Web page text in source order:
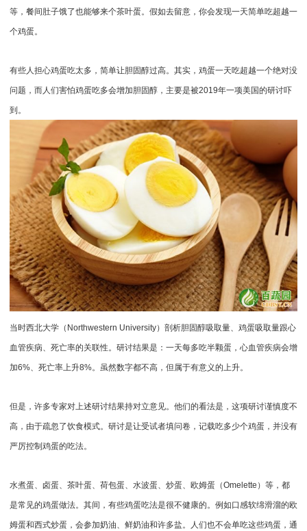
等，餐间肚子饿了也能够来个茶叶蛋。假如去留意，你会发现一天简单吃超越一
个鸡蛋。
有些人担心鸡蛋吃太多，简单让胆固醇过高。其实，鸡蛋一天吃超越一个绝对没
问题，而人们害怕鸡蛋吃多会增加胆固醇，主要是被2019年一项美国的研讨吓
到。
当时西北大学（Northwestern University）剖析胆固醇吸取量、鸡蛋吸取量跟心
血管疾病、死亡率的关联性。研讨结果是：一天每多吃半颗蛋，心血管疾病会增
加6%、死亡率上升8%。虽然数字都不高，但属于有意义的上升。
但是，许多专家对上述研讨结果持对立意见。他们的看法是，这项研讨谨慎度不
高，由于疏忽了饮食模式。研讨是让受试者填问卷，记载吃多少个鸡蛋，并没有
严厉控制鸡蛋的吃法。
水煮蛋、卤蛋、茶叶蛋、荷包蛋、水波蛋、炒蛋、欧姆蛋（Omelette）等，都
是常见的鸡蛋做法。其间，有些鸡蛋吃法是很不健康的。例如口感软绵滑溜的欧
姆蛋和西式炒蛋，会参加奶油、鲜奶油和许多盐。人们也不会单吃这些鸡蛋，通